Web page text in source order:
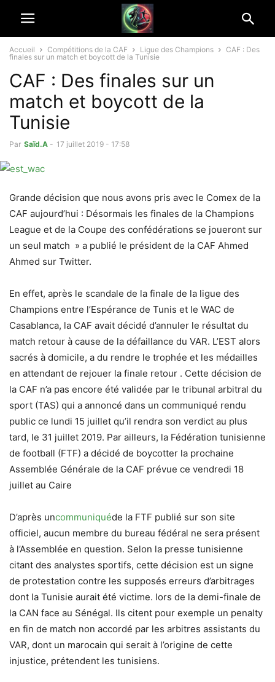
Accueil Compétitions de la CAF Ligue des Champions
CAF : Des
finales sur un match et boycott de la Tunisie
CAF : Des finales sur un
match et boycott de la
Tunisie
Par Saïd.A - 17 juillet 2019 - 17:58
Grande décision que nous avons pris avec le Comex de la
CAF aujourd’hui : Désormais les finales de la Champions
League et de la Coupe des confédérations se joueront sur
un seul match » a publié le président de la CAF Ahmed
Ahmed sur Twitter.
En effet, après le scandale de la finale de la ligue des
Champions entre l’Espérance de Tunis et le WAC de
Casablanca, la CAF avait décidé d’annuler le résultat du
match retour à cause de la défaillance du VAR. L’EST alors
sacrés à domicile, a du rendre le trophée et les médailles
en attendant de rejouer la finale retour . Cette décision de
la CAF n’a pas encore été validée par le tribunal arbitral du
sport (TAS) qui a annoncé dans un communiqué rendu
public ce lundi 15 juillet qu’il rendra son verdict au plus
tard, le 31 juillet 2019. Par ailleurs, la Fédération tunisienne
de football (FTF) a décidé de boycotter la prochaine
Assemblée Générale de la CAF prévue ce vendredi 18
juillet au Caire
D’après uncommuniquéde la FTF publié sur son site
officiel, aucun membre du bureau fédéral ne sera présent
à l’Assemblée en question. Selon la presse tunisienne
citant des analystes sportifs, cette décision est un signe
de protestation contre les supposés erreurs d’arbitrages
dont la Tunisie aurait été victime. lors de la demi-finale de
la CAN face au Sénégal. Ils citent pour exemple un penalty
en fin de match non accordé par les arbitres assistants du
VAR, dont un marocain qui serait à l’origine de cette
injustice, prétendent les tunisiens.